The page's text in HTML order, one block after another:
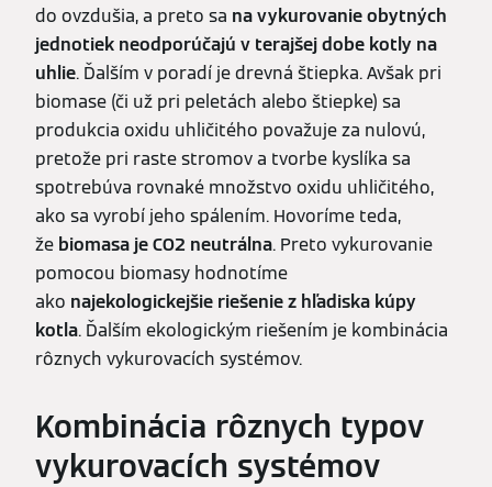
do ovzdušia, a preto sa na vykurovanie obytných
jednotiek neodporúčajú v terajšej dobe kotly na
uhlie. Ďalším v poradí je drevná štiepka. Avšak pri
biomase (či už pri peletách alebo štiepke) sa
produkcia oxidu uhličitého považuje za nulovú,
pretože pri raste stromov a tvorbe kyslíka sa
spotrebúva rovnaké množstvo oxidu uhličitého,
ako sa vyrobí jeho spálením. Hovoríme teda,
že biomasa je CO2 neutrálna. Preto vykurovanie
pomocou biomasy hodnotíme
ako najekologickejšie riešenie z hľadiska kúpy
kotla. Ďalším ekologickým riešením je kombinácia
rôznych vykurovacích systémov.
Kombinácia rôznych typov
vykurovacích systémov